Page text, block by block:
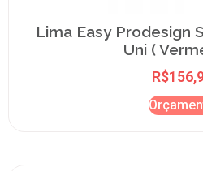
Lima Easy Prodesign
Uni (
R$